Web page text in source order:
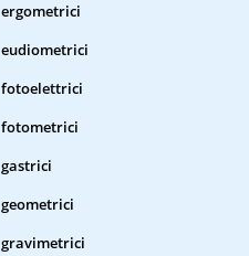
ergometrici
eudiometrici
fotoelettrici
fotometrici
gastrici
geometrici
gravimetrici